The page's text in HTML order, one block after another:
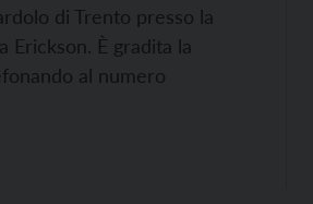
di Trento presso la
Erickson. È gradita la
al numero